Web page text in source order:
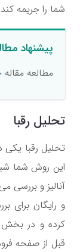
شما را جریمه
پیشنهاد
مطالعه مقاله
تحلیل رقبا
تحلیل رقبا
این روش شما
آنالیز و بررسی
و رایگان برای
قبل از صفحه